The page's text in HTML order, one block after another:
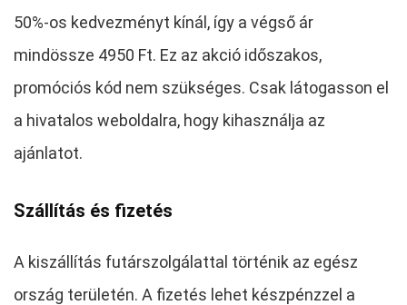
50%-os kedvezményt kínál, így a végső ár
mindössze 4950 Ft. Ez az akció időszakos,
promóciós kód nem szükséges. Csak látogasson el
a hivatalos weboldalra, hogy kihasználja az
ajánlatot.
Szállítás és fizetés
A kiszállítás futárszolgálattal történik az egész
ország területén. A fizetés lehet készpénzzel a